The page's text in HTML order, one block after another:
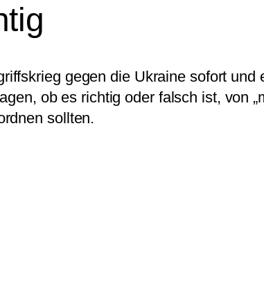
gegen die Ukraine sofort
ob es richtig oder falsch ist, von
sollten.